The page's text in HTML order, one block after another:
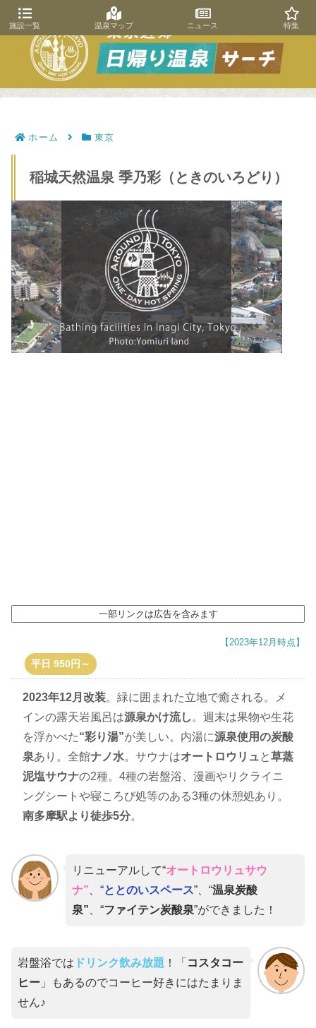
ホーム 東京
稲城天然温泉 季乃彩（ときのいろどり）
一部リンクは広告を含みます
【2023年12月時点】
平日 950円～
2023年12月改装。緑に囲まれた立地で癒される。メ
インの露天岩風呂は源泉かけ流し。週末は果物や生花
を浮かべた“彩り湯”が美しい。内湯に源泉使用の炭酸
泉あり。全館ナノ水。サウナはオートロウリュ と草蒸
泥塩サウナの2種。4種の岩盤浴、漫画やリクライニ
ングシートや寝ころび処等のある3種の休憩処あり。
南多摩駅より徒歩5分。
リニューアルして“オートロウリュサウ
ナ”、“ととのいスペース”、“温泉炭酸
泉”、“ファイテン炭酸泉”ができました！
岩盤浴では ドリンク飲み放題 ！「 コスタコー
ヒー 」もあるのでコーヒー好きにはたまりま
せん♪
施設一覧 温泉マップ ニュース 特集